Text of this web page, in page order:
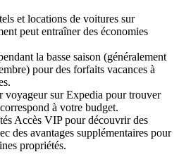
et locations de voitures sur
peut entraîner des économies
la basse saison (généralement
pour des forfaits vacances à
sur Expedia pour trouver
à votre budget.
Accès VIP pour découvrir des
des avantages supplémentaires pour
propriétés.